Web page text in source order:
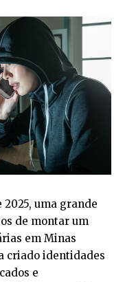
uma grande
de montar um
em Minas
criado identidades
e